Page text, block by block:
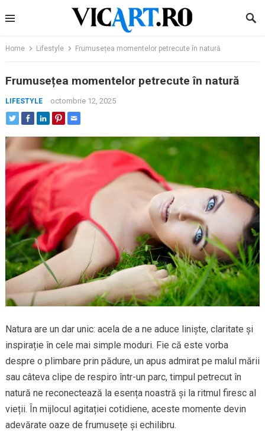
to
Home Lifestyle Frumusețea momentelor petrecute în natură
Frumusețea momentelor petrecute în natură
LIFESTYLE octombrie 12, 2025
Natura are un dar unic: acela de a ne aduce liniște, claritate și
inspirație în cele mai simple moduri. Fie că este vorba
despre o plimbare prin pădure, un apus admirat pe malul mării
sau câteva clipe de respiro într-un parc, timpul petrecut în
natură ne reconectează la esența noastră și la ritmul firesc al
vieții. În mijlocul agitației cotidiene, aceste momente devin
adevărate oaze de frumusețe și echilibru.